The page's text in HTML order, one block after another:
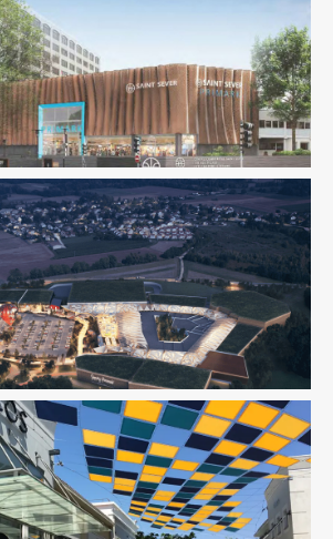
Commercial Structure Thermique VRD
Immobilier Commercial
Ingenierie TCE Pilotage D'opération
/ MOEX